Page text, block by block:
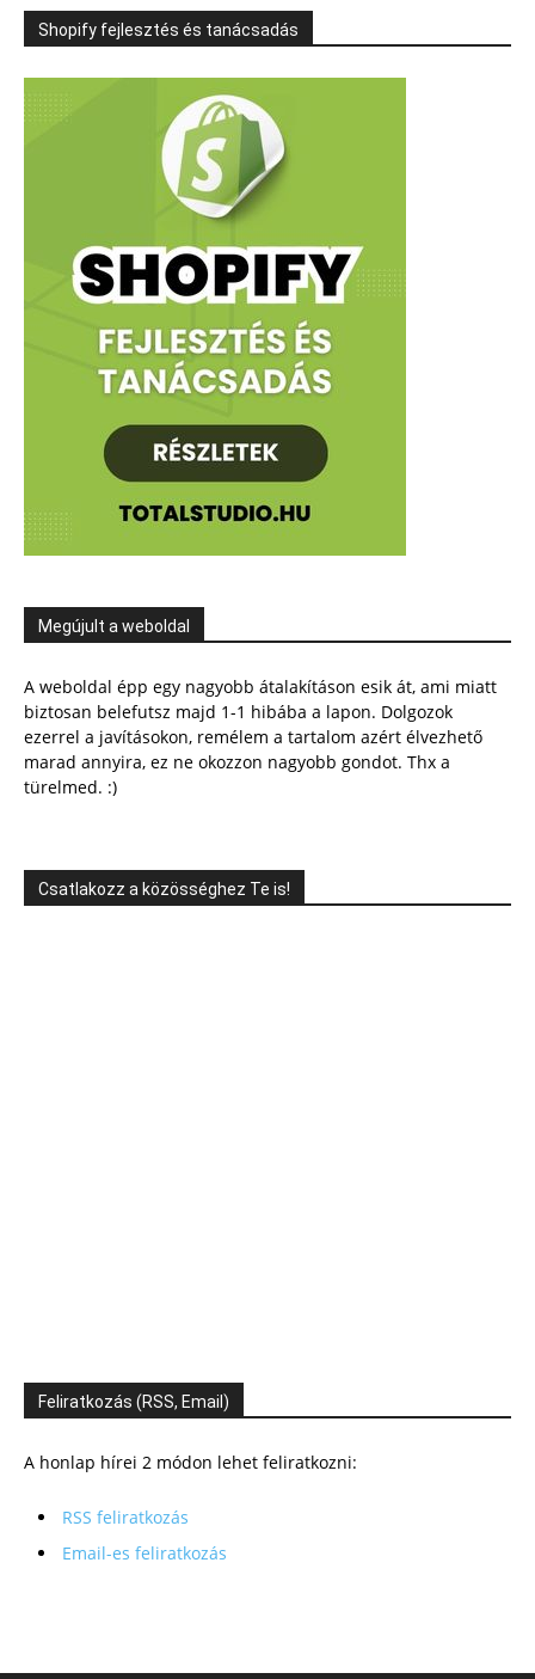
Shopify fejlesztés és tanácsadás
Megújult a weboldal
A weboldal épp egy nagyobb átalakításon esik át, ami miatt
biztosan belefutsz majd 1-1 hibába a lapon. Dolgozok
ezerrel a javításokon, remélem a tartalom azért élvezhető
marad annyira, ez ne okozzon nagyobb gondot. Thx a
türelmed. :)
Csatlakozz a közösséghez Te is!
Feliratkozás (RSS, Email)
A honlap hírei 2 módon lehet feliratkozni:
RSS feliratkozás
Email-es feliratkozás